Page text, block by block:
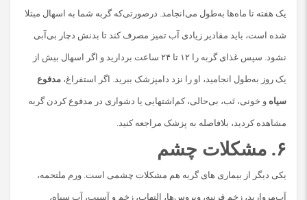
یک هفته تا ماه‌ها به‌طول می‌انجامد. درصورتی‌که گربه شما به اسهال مبتلا
شده است، باید مقادیر زیادی آب تمیز مصرف کند تا بدنش دچار بی‌آبی
نشود. سپس غذای گربه را ۱۲ تا ۲۴ ساعت بردارید و اگر اسهال بیش از
یک روز به‌طول انجامید، او را نزد دامپزشک ببرید. اگر استفراغ، مدفوع
سیاه و خونی، تَب، بی‌حالی، کم‌اشتهایی یا دشواری در مدفوع کردن گربه
مشاهده کردید، بلافاصله به پزشک مراجعه کنید.
۶. مشکلات چشم
یکی دیگر از بیماری های گربه هم مشکلات چشمی است. ورم ملتحمه،
آب‌مروارید، زخم قرنیه، ویروس‌ها، التهاب، زخم و آسیب، آب سیاه،